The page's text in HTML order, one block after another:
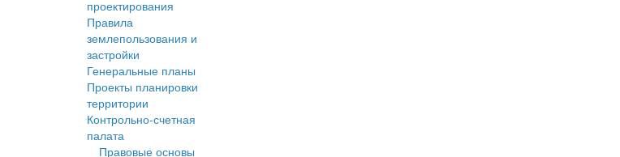
проектирования
Правила
землепользования и
застройки
Генеральные планы
Проекты планировки
территории
Контрольно-счетная
палата
Правовые основы